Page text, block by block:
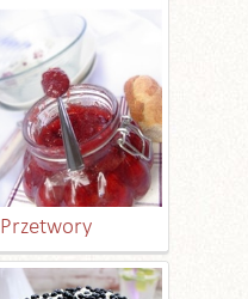
Przetwory